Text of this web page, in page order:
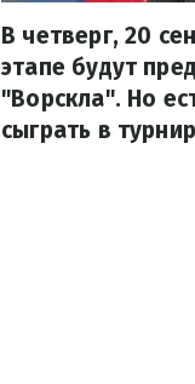
В четверг, 20
этапе будут
"Ворскла". Но
сыграть в